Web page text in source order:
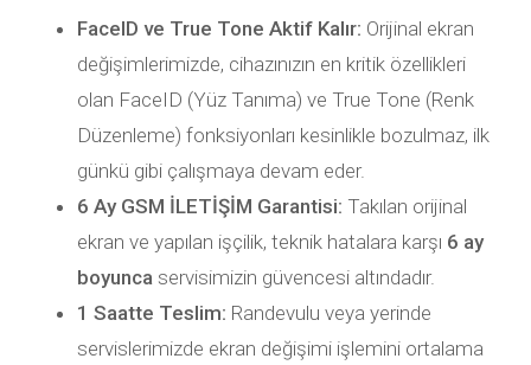
FaceID ve True Tone Aktif Kalır: Orijinal ekran
değişimlerimizde, cihazınızın en kritik özellikleri
olan FaceID (Yüz Tanıma) ve True Tone (Renk
Düzenleme) fonksiyonları kesinlikle bozulmaz, ilk
günkü gibi çalışmaya devam eder.
6 Ay GSM İLETİŞİM Garantisi: Takılan orijinal
ekran ve yapılan işçilik, teknik hatalara karşı 6 ay
boyunca servisimizin güvencesi altındadır.
1 Saatte Teslim: Randevulu veya yerinde
servislerimizde ekran değişimi işlemini ortalama